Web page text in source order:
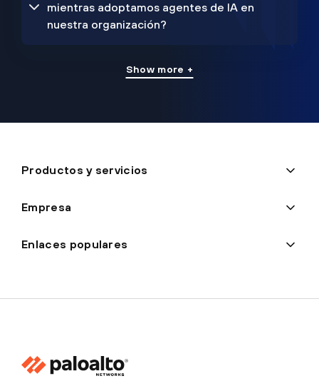
mientras adoptamos agentes de IA en
nuestra organización?
Show more +
Productos y servicios
Empresa
Enlaces populares